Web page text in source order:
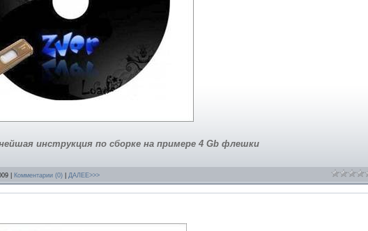
инструкция по сборке на примере 4 Gb флешки
Комментарии (0) ДАЛЕЕ>>>